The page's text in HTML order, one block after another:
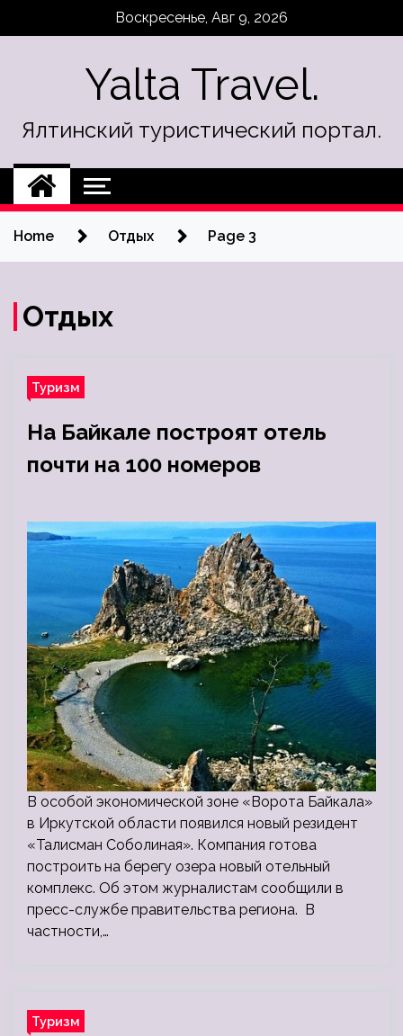
Воскресенье, Авг 9, 2026
Yalta Travel.
Ялтинский туристический портал.
Home Отдых Page 3
Отдых
Туризм
На Байкале построят отель
почти на 100 номеров
В особой экономической зоне «Ворота Байкала»
в Иркутской области появился новый резидент
«Талисман Соболиная». Компания готова
построить на берегу озера новый отельный
комплекс. Об этом журналистам сообщили в
пресс-службе правительства региона. В
частности,…
Туризм